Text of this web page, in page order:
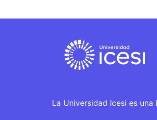
La Universidad Icesi es